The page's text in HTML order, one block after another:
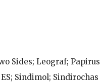
Sides; Leograf;
Sindimol; Sindirochas